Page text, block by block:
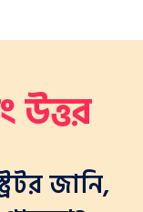
উত্তর
জানি,